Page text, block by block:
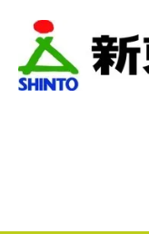
作業です。
当初夕方４時
瓦まで使って
くなるまで頑